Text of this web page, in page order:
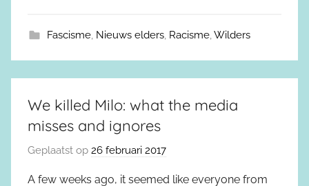
Fascisme, Nieuws elders, Racisme,Wilders
We killed Milo: what the media
misses and ignores
Geplaatst op 26 februari 2017
A few weeks ago, it seemed like everyone from